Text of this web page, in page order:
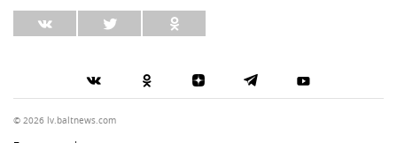
© 2026 lv.baltnews.com